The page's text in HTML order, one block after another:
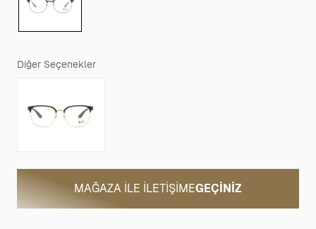
Diğer Seçenekler
MAĞAZA ILE İLETIŞIMEGEÇINIZ